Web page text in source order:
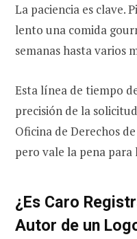
La paciencia es clave.
lento una comida
semanas hasta varios
Esta línea de tiempo
precisión de la
Oficina de Derechos
pero vale la pena
¿Es Caro
Autor de un